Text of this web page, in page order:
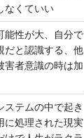
なくていい
能性が大、自分で
だと認識する、他
害者意識の時は加
ステムの中で起き
に処理された現実